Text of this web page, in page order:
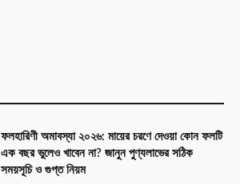
ফলহারিণী অমাবস্যা ২০২৬: মায়ের চরণে দেওয়া কোন ফলটি
এক বছর ভুলেও খাবেন না? জানুন পুণ্যলাভের সঠিক
সময়সূচি ও গুপ্ত নিয়ম